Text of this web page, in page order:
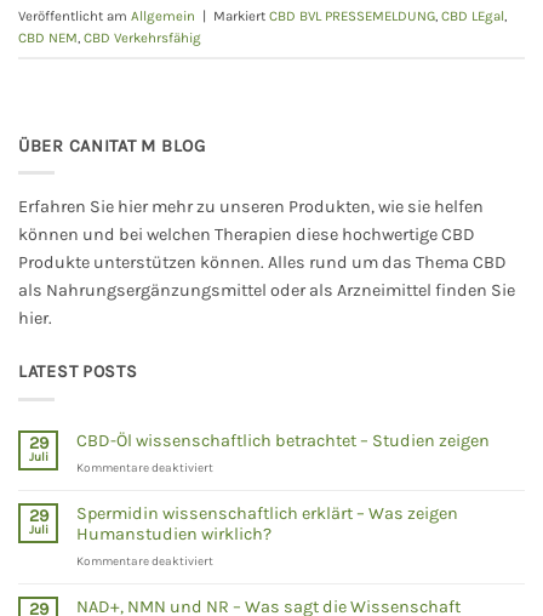
Veröffentlicht am Allgemein | Markiert CBD BVL PRESSEMELDUNG CBD LEgal
CBD NEM CBD Verkehrsfähig
ÜBER CANITAT M BLOG
Erfahren Sie hier mehr zu unseren Produkten, wie sie helfen
können und bei welchen Therapien diese hochwertige CBD
Produkte unterstützen können. Alles rund um das Thema CBD
als Nahrungsergänzungsmittel oder als Arzneimittel finden Sie
hier.
LATEST POSTS
29
Juli
CBD-Öl wissenschaftlich betrachtet – Studien zeigen
Kommentare deaktiviertfür
wissenschaftlich
betrachtet
–
zeigen
29
Juli
Spermidin wissenschaftlich erklärt – Was zeigen
Humanstudien wirklich?
Kommentare deaktiviertfür
wissenschaftlich
29
NAD+, NMN und NR – Was sagt die Wissenschaft